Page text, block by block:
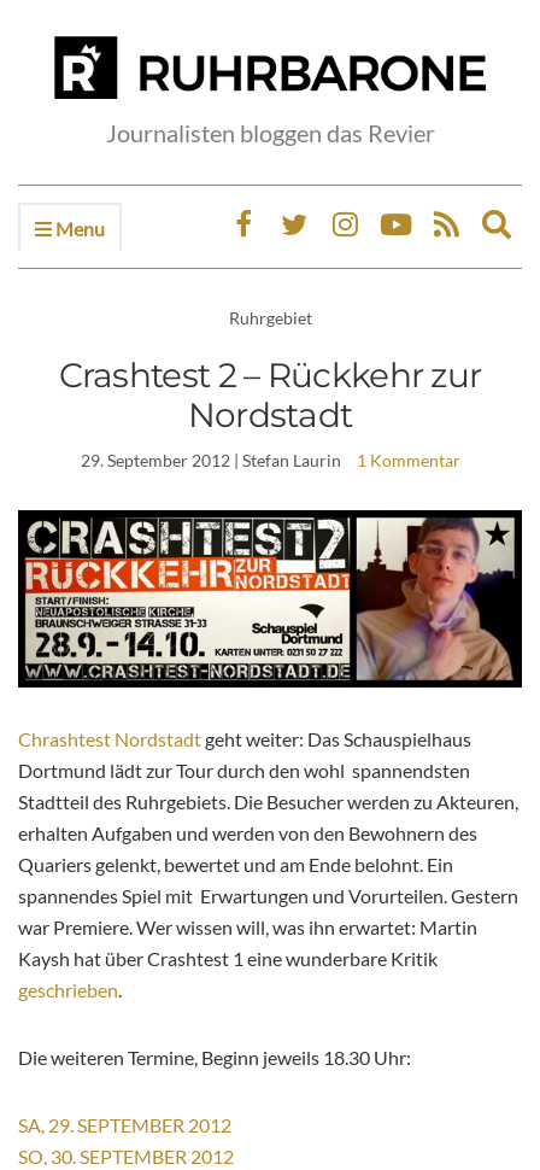
Journalisten bloggen das Revier
Menu
Ruhrgebiet
Crashtest 2 – Rückkehr zur
Nordstadt
29. September 2012| Stefan Laurin 1 Kommentar
Chrashtest Nordstadtgeht weiter: Das Schauspielhaus
Dortmund lädt zur Tour durch den wohl spannendsten
Stadtteil des Ruhrgebiets. Die Besucher werden zu Akteuren,
erhalten Aufgaben und werden von den Bewohnern des
Quariers gelenkt, bewertet und am Ende belohnt. Ein
spannendes Spiel mit Erwartungen und Vorurteilen. Gestern
war Premiere. Wer wissen will, was ihn erwartet: Martin
Kaysh hat über Crashtest 1 eine wunderbare Kritik
geschrieben
Die weiteren Termine, Beginn jeweils 18.30 Uhr:
SA, 29. SEPTEMBER 2012
SO, 30. SEPTEMBER 2012